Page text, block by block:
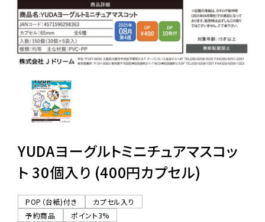
よくあるご質問
ご利用ガイド
06-6282-7659
YUDAヨーグルトミニチュアマスコッ
ト 30個入り (400円カプセル)
POP（台紙)付き
カプセル入り
予約商品
ポイント3%